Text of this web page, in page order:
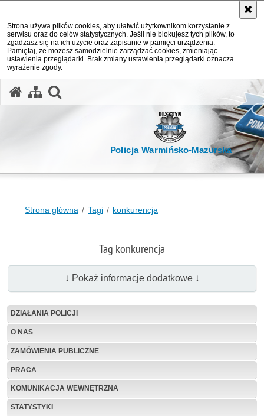
Strona używa plików cookies, aby ułatwić użytkownikom korzystanie z
serwisu oraz do celów statystycznych. Jeśli nie blokujesz tych plików, to
zgadzasz się na ich użycie oraz zapisanie w pamięci urządzenia.
Pamiętaj, że możesz samodzielnie zarządzać cookies, zmieniając
ustawienia przeglądarki. Brak zmiany ustawienia przeglądarki oznacza
wyrażenie zgody.
Policja Warmińsko-Mazurska
Strona główna Tagi konkurencja
Tag konkurencja
↓ Pokaż informacje dodatkowe ↓
DZIAŁANIA POLICJI
O NAS
ZAMÓWIENIA PUBLICZNE
PRACA
KOMUNIKACJA WEWNĘTRZNA
STATYSTYKI